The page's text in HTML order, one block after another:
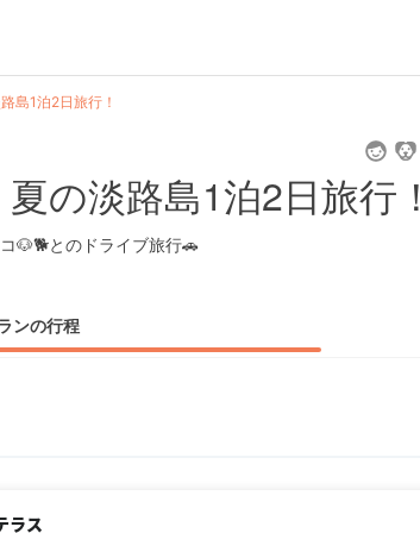
島1泊2日旅行！
の淡路島1泊2日旅行！
🐶🐕とのドライブ旅行🚗
ンの行程
ラス